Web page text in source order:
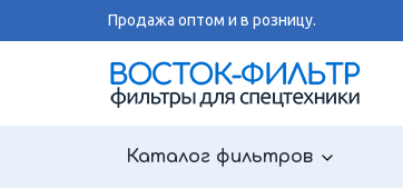
Продажа оптом и в розницу.
Каталог фильтров